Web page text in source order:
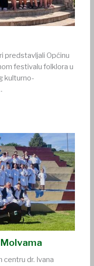
predstavljali Općinu
festivalu folklora u
kulturno-
centru dr. Ivana